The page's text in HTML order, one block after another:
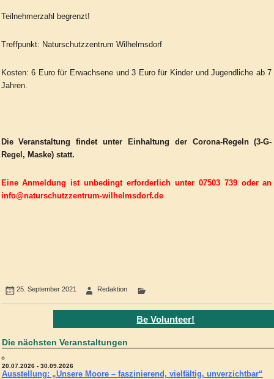
Teilnehmerzahl begrenzt!
Treffpunkt: Naturschutzzentrum Wilhelmsdorf
Kosten: 6 Euro für Erwachsene und 3 Euro für Kinder und Jugendliche ab 7
Jahren.
Die Veranstaltung findet unter Einhaltung der Corona-Regeln (3-G-
Regel, Maske) statt.
Eine Anmeldung ist unbedingt erforderlich unter 07503 739 oder an
info@naturschutzzentrum-wilhelmsdorf.de
25. September 2021 Redaktion
Be Volunteer!
Die nächsten Veranstaltungen
20.07.2026 - 30.09.2026
Ausstellung: „Unsere Moore – faszinierend, vielfältig, unverzichtbar“